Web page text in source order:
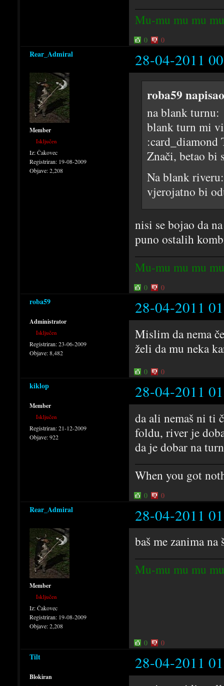
Mu-mu mu mu
0 0
Rear_Admiral 28-04-2011
Member
Isključen
Iz:Čakovec
Registriran: 19-08-2009
Objave:2,208
roba59
na blank turnu:
blank turn mi
Znači, betao bi
Na blank riveru:
vjerojatno bi
nisi se bojao da
puno ostalih
Mu-mu mu mu
0 0
roba59 28-04-2011
Administrator
Isključen
Registriran:23-06-2009
Objave:8,482
Mislim da nema
želi da mu neka
0 0
kiklop 28-04-2011
Member
Isključen
Registriran:21-12-2009
Objave:922
da ali nemaš ni ti
foldu, river je
da je dobar na
When you got
0 0
Rear_Admiral 28-04-2011
Member
Isključen
Iz:Čakovec
Registriran: 19-08-2009
Objave:2,208
baš me zanima
Mu-mu mu mu
0 0
Tilt 28-04-2011
Blokiran